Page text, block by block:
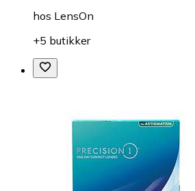
hos LensOn
+5 butikker